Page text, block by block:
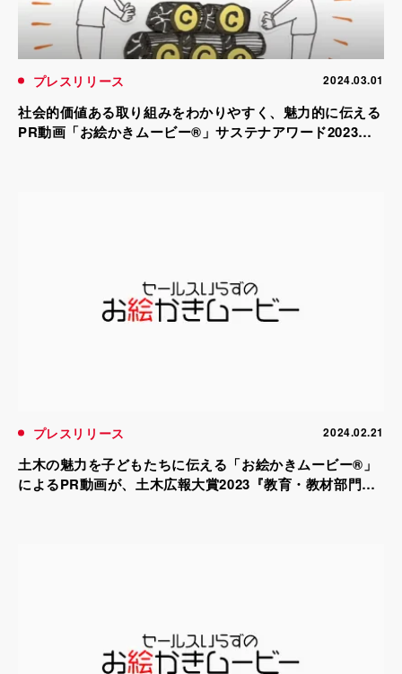
プレスリリース 2024.03.01
社会的価値ある取り組みをわかりやすく、魅力的に伝える
PR動画「お絵かきムービー®」サステナアワード2023に
プレスリリース 2024.02.21
土木の魅力を子どもたちに伝える「お絵かきムービー®」
によるPR動画が、土木広報大賞2023『教育・教材部門』